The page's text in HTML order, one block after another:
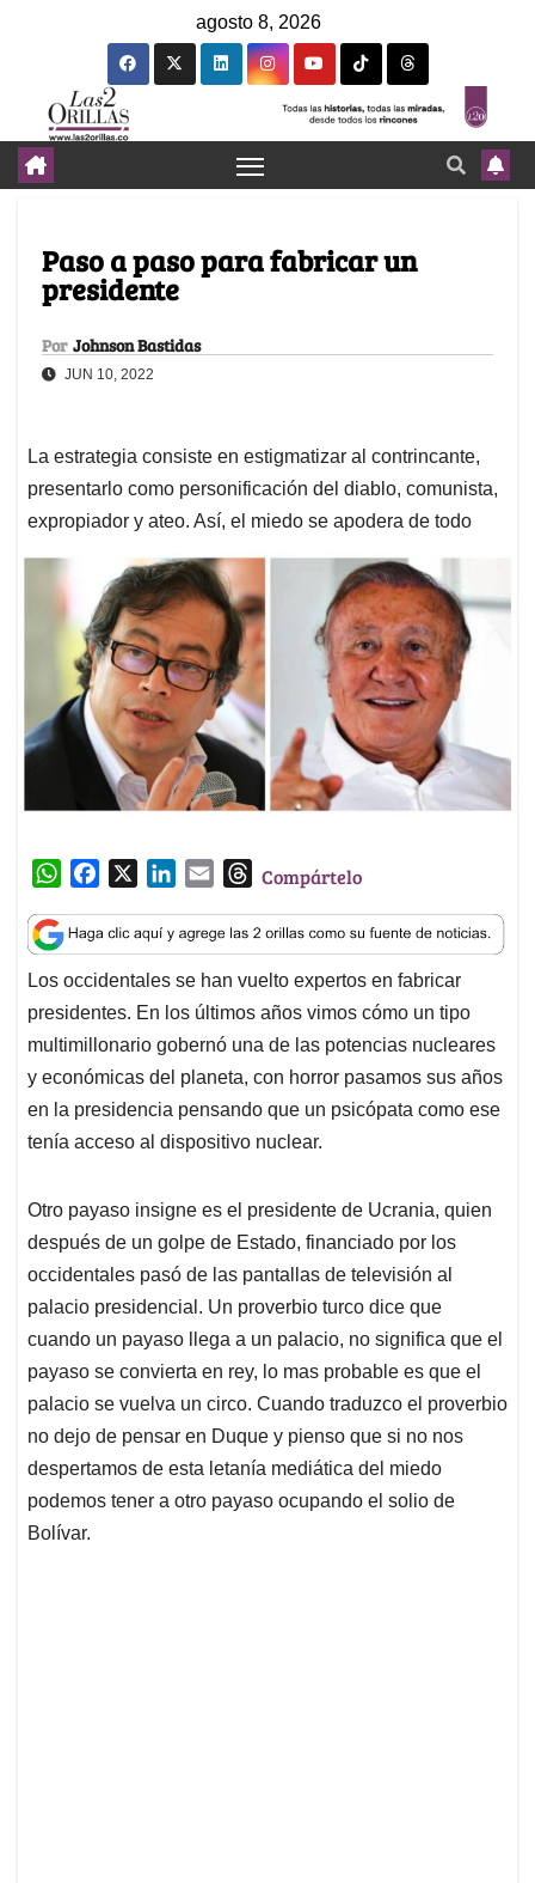
agosto 8, 2026
Paso a paso para fabricar un
presidente
Por Johnson Bastidas
JUN 10, 2022
La estrategia consiste en estigmatizar al contrincante,
presentarlo como personificación del diablo, comunista,
expropiador y ateo. Así, el miedo se apodera de todo
W
a
t
s
A
p
p
c
e
b
o
o
k
n
k
e
d
I
n
a
i
l
T
r
e
a
d
s
Compártelo
Los occidentales se han vuelto expertos en fabricar
presidentes. En los últimos años vimos cómo un tipo
multimillonario gobernó una de las potencias nucleares
y económicas del planeta, con horror pasamos sus años
en la presidencia pensando que un psicópata como ese
tenía acceso al dispositivo nuclear.
Otro payaso insigne es el presidente de Ucrania, quien
después de un golpe de Estado, financiado por los
occidentales pasó de las pantallas de televisión al
palacio presidencial. Un proverbio turco dice que
cuando un payaso llega a un palacio, no significa que el
payaso se convierta en rey, lo mas probable es que el
palacio se vuelva un circo. Cuando traduzco el proverbio
no dejo de pensar en Duque y pienso que si no nos
despertamos de esta letanía mediática del miedo
podemos tener a otro payaso ocupando el solio de
Bolívar.